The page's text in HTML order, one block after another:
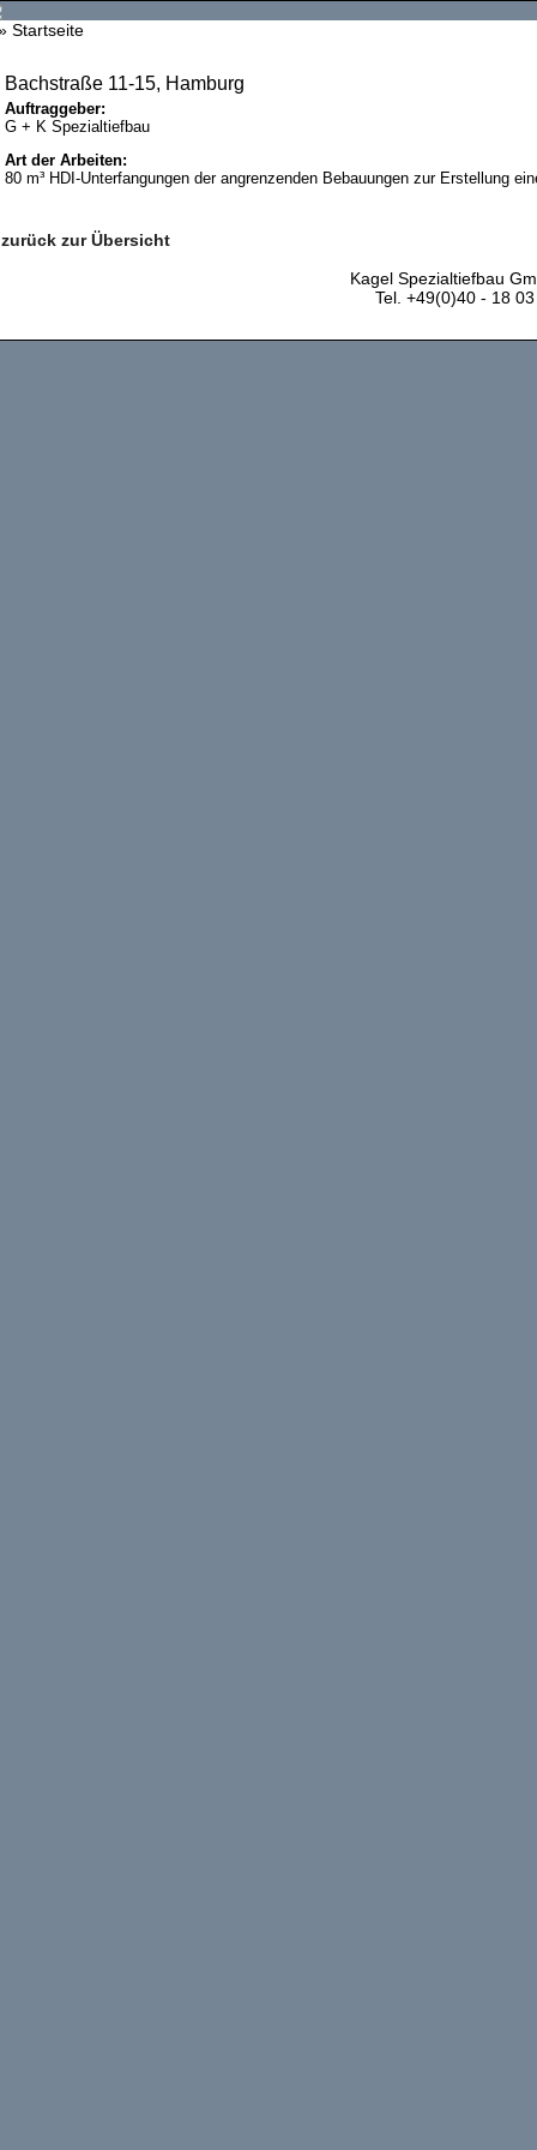
Startseite
Bachstraße 11-15, Hamburg
Auftraggeber:
G + K Spezialtiefbau
Art der Arbeiten:
80 m³ HDI-Unterfangungen der angrenzenden Bebauungen zur Erstellung
zurück zur Übersicht
Kagel Spezialtiefbau
Tel. +49(0)40 - 18